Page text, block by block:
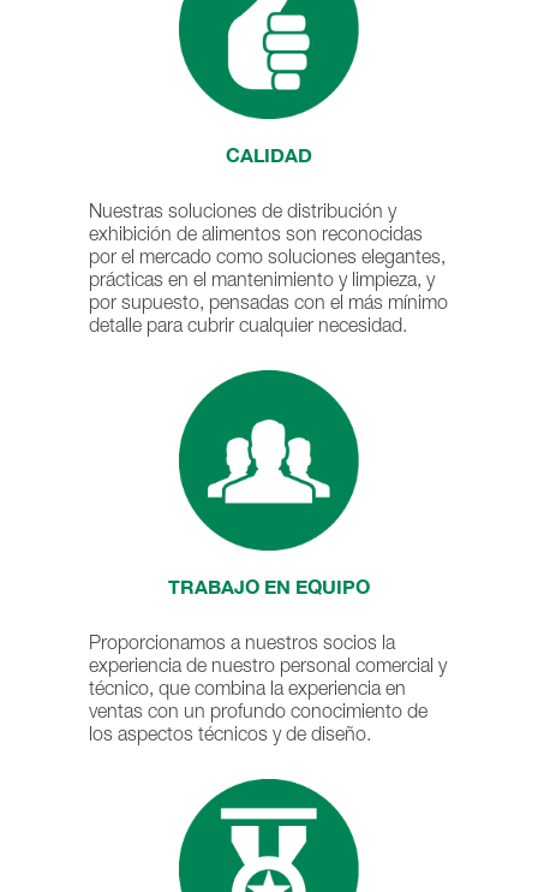
CALIDAD
Nuestras soluciones de distribución y
exhibición de alimentos son reconocidas
por el mercado como soluciones elegantes,
prácticas en el mantenimiento y limpieza, y
por supuesto, pensadas con el más mínimo
detalle para cubrir cualquier necesidad.
TRABAJO EN EQUIPO
Proporcionamos a nuestros socios la
experiencia de nuestro personal comercial y
técnico, que combina la experiencia en
ventas con un profundo conocimiento de
los aspectos técnicos y de diseño.